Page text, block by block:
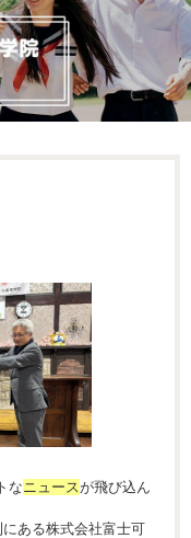
な ニュースが飛び込ん
ある株式会社富士可